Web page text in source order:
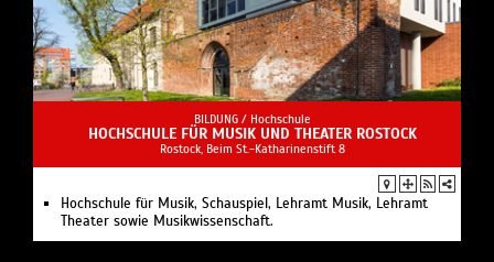
BILDUNG / Hochschule
HOCHSCHULE FÜR MUSIK UND THEATER ROSTOCK
Rostock, Beim St.-Katharinenstift 8
Hochschule für Musik, Schauspiel, Lehramt Musik, Lehramt
Theater sowie Musikwissenschaft.